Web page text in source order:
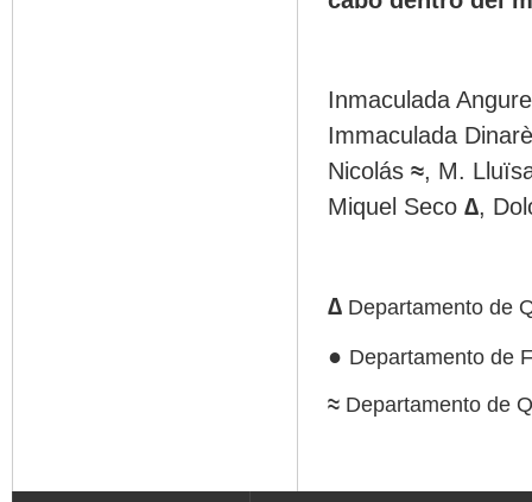
Inmaculada
Immaculada
Nicolás ≈, M.
Miquel Seco ∆,
∆ Departamento de
● Departamento de
≈ Departamento de